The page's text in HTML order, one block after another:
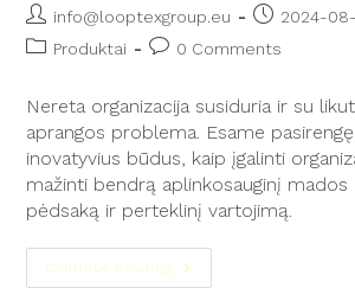
info@looptexgroup.eu
2024-
Produktai
0 Comments
Nereta organizacija susiduria ir su
aprangos problema. Esame
inovatyvius būdus, kaip įgalinti
mažinti bendrą aplinkosauginį mados
pėdsaką ir perteklinį vartojimą.
Continue Reading